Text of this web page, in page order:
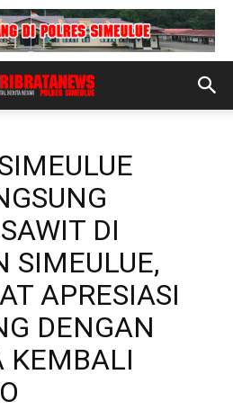
DI
SIMEULUE,
APRESIASI
DENGAN
KEMBALI